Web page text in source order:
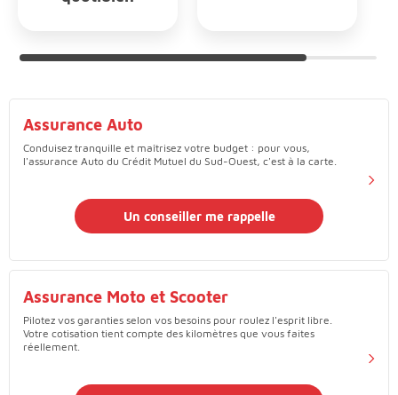
Assurance Auto
Conduisez tranquille et maîtrisez votre budget : pour vous,
l'assurance Auto du Crédit Mutuel du Sud-Ouest, c'est à la carte.
Un conseiller me rappelle
Assurance Moto et Scooter
Pilotez vos garanties selon vos besoins pour roulez l'esprit libre.
Votre cotisation tient compte des kilomètres que vous faites
réellement.